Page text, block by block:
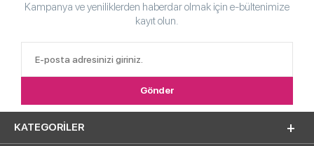
Kampanya ve yeniliklerden haberdar olmak için e-bültenimize
kayıt olun.
KATEGORILER